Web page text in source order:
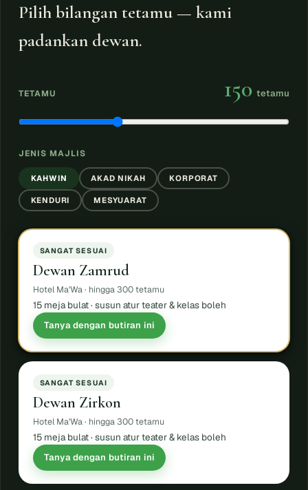
Pilih bilangan tetamu — kami
padankan dewan.
TETAMU 150 tetamu
JENIS MAJLIS
KAHWIN AKAD NIKAH KORPORAT
KENDURI MESYUARAT
SANGAT SESUAI
Dewan Zamrud
Hotel Ma'Wa · hingga 300 tetamu
15 meja bulat · susun atur teater & kelas boleh
Tanya dengan butiran ini
SANGAT SESUAI
Dewan Zirkon
Hotel Ma'Wa · hingga 300 tetamu
15 meja bulat · susun atur teater & kelas boleh
Tanya dengan butiran ini